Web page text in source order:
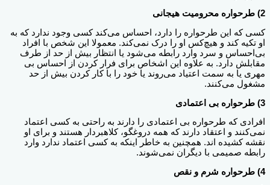
2) طرحواره محرومیت هیجانی
کسی که این طرحواره را دارد، احساس می‌کند کسی وجود ندارد که به
او‌ تکیه کند و هیچ‌کس او را درک نمی‌کند. معمولا این شخص با افراد
بی‌احساس و سرد وارد رابطه می‌شود یا انتظار بیش از حد از طرف
مقابلش دارد. به علاوه این اشخاص برای فرار کردن از احساس بی
مهری یا به سمت اعتیاد می‌روند یا خود را با کار کردن بیش از حد
مشغول می‌کنند.
3) طرحواره بی اعتمادی
افرادی که طرحواره بی اعتمادی را دارند به راحتی به کسی اعتماد
نمی‌کنند و اعتقاد دارند که همه دروغگو، کلاهبردار هستند و برای او
نقشه کشیده اند. همچنین به خاطر اینکه به کسی اعتماد ندارد وارد
رابطه صمیمی با دیگران نمی‌شوند.
4) طرحواره شرم و نقص